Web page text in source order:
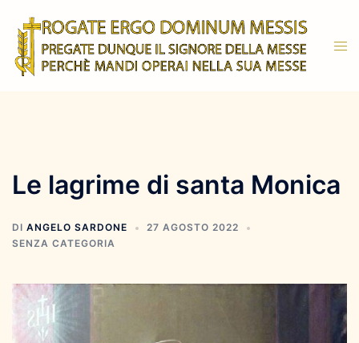
contenuto
Le lagrime di santa Monica
DI ANGELO SARDONE
27 AGOSTO 2022
SENZA CATEGORIA